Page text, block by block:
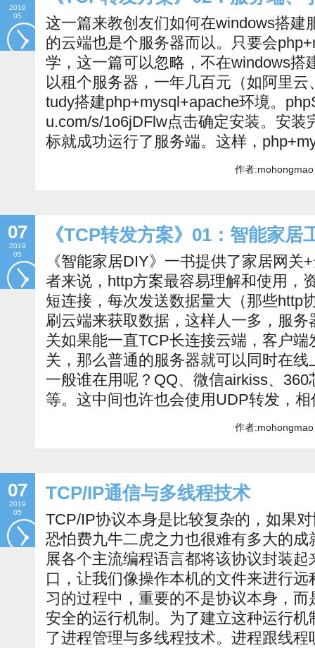
2019
05
这一篇来教创友们如何在windows搭建
的云端也是个服务器而以。只要会
学，这一篇可以忽略，不在windows搭
以租个服务器，一年几百元（如阿里
tudy搭建php+mysql+apache环境。
u.com/s/1o6jDFlw点击确定安装。安装
标就成功运行了服务端。这样，
作者
07
2019
05
《TCP转发方案》01：智能家居
《智能家居DIY》一书提供了家居网关
者来说，http方案最容易理解和使用，
短连接，每次发送数据量大（那些http
刷云端来获取数据，这样人一多，服
关如果能一直TCP长连接云端，客户
关，那么普通的服务器就可以同时在
一般谁在用呢？QQ、微信airkiss、
等。这中间也许也会使用UDP转发，
作者
07
2019
05
TCP/IP通信与多线程技术
TCP/IP协议本身是比较复杂的，如果
恐怕费九牛二虎之力也很难有多大的
展各个主流编程语言都将该协议封装
口，让我们像操作本机的文件来进行
习的过程中，重要的不是协议本身，
安全的运行机制。为了建立这种运行
了进程管理与多线程技术。进程跟线